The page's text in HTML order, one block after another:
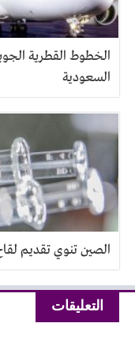
الخطوط القطرية
السعودية
الصين تنوي تقديم
التعليقات